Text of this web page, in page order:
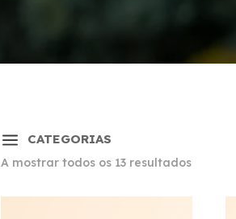
a CATEGORIAS
A mostrar todos os 13 resultadosSorted